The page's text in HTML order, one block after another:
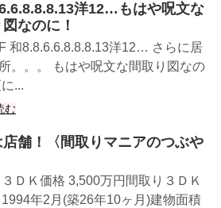
洋12…もはや呪文な
なのに！
和8.8.6.6.8.8.8.13洋12… さらに居
。。。 もはや呪文な間取り図なの
...
む
舗！〈間取りマニアのつぶや
ＤＫ価格 3,500万円間取り３ＤＫ
年2月(築26年10ヶ月)建物面積